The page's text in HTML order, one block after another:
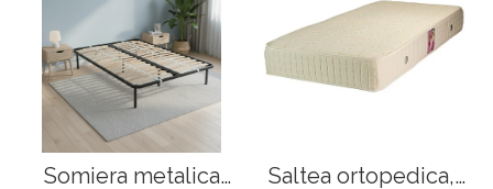
Somiera metalica
Saltea ortopedica,